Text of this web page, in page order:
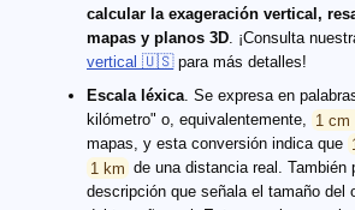
calcular la exageración vertical,
mapas y planos 3D. ¡Consulta
vertical 🇺🇸para más detalles!
Escala léxica. Se expresa en
kilómetro" o, equivalentemente, 1 cm
mapas, y esta conversión indica que
1 km de una distancia real. También
descripción que señala el tamaño del